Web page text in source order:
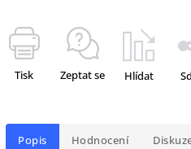
Tisk Zeptat se Hlídat
Popis Hodnocení